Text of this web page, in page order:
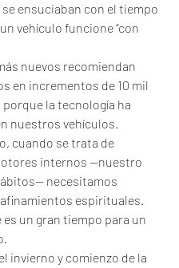
ensuciaban con el tiempo
vehículo funcione “con
nuevos recomiendan
en incrementos de 10 mil
la tecnología ha
nuestros vehículos.
cuando se trata de
internos —nuestro
necesitamos
espirituales.
un gran tiempo para un
invierno y comienzo de la